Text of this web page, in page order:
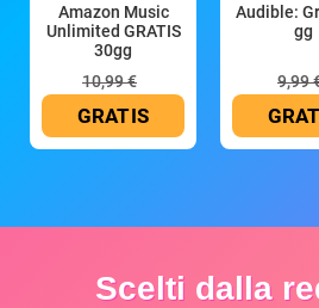
Amazon Music
Unlimited GRATIS
30gg
10,99 €
GRATIS
Audible:
gg
9,99
Scelti dalla